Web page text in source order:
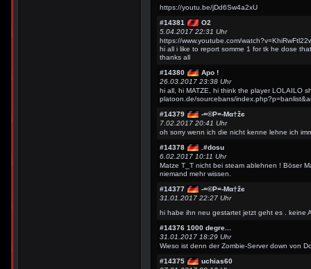
https://youtu.be/jDd6Sw4a2xU
#14381
O2
5.04.2017 22:31 Uhr
https://www.youtube.com/
hi all i like to report somme 1 for tk he dose
thanks all
#14380
Apo !
26.03.2017 23:38 Uhr
hi all, hi MATZE, hi think the player LOLAILO
platoon.de/sourcebans/
#14379
-=©P=-Мα†žє
7.02.2017 20:41 Uhr
oh sorry wenn ich die nicht kenne lehne ich
#14378
.#dosu
6.02.2017 10:11 Uhr
Matze T_T nicht bei steam ablehnen ! Böser
niemand mehr wissen.
#14377
-=©P=-Мα†žє
31.01.2017 22:27 Uhr
hi habe ihn neu gestartet jetzt geht es . keine
#14376 1000 degre...
31.01.2017 18:29 Uhr
Wieso ist denn der Zombie-Server down von
#14375
uchias60